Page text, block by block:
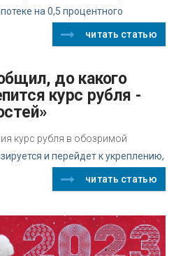
на 0,5 процентного
читать статью
курс рубля -
курс рубля в обозримой
и перейдет к укреплению,
читать статью